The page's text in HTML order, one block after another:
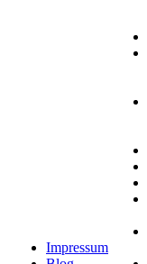
Impressum